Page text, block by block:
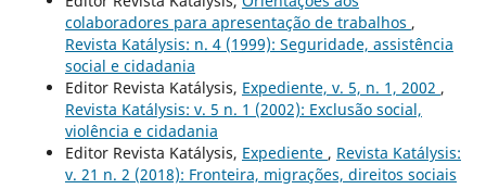
colaboradores para apresentação de trabalhos ,
Revista Katálysis: n. 4 (1999): Seguridade, assistência
social e cidadania
Editor Revista Katálysis, Expediente, v. 5, n. 1, 2002 ,
Revista Katálysis: v. 5 n. 1 (2002): Exclusão social,
violência e cidadania
Editor Revista Katálysis, Expediente , Revista Katálysis:
v. 21 n. 2 (2018): Fronteira, migrações, direitos sociais